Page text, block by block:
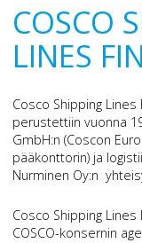
COSCO
LINES
Cosco Shipping Lines
perustettiin vuonna
GmbH:n (Coscon
pääkonttorin) ja
Nurminen Oy:n
Cosco Shipping Lines
COSCO-konsernin